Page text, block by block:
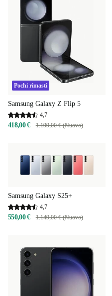
Pochi rimasti
Samsung Galaxy Z Flip 5
4,7
418,00 € 1.199,00 € (Nuovo)
Samsung Galaxy S25+
4,7
550,00 € 1.149,00 € (Nuovo)